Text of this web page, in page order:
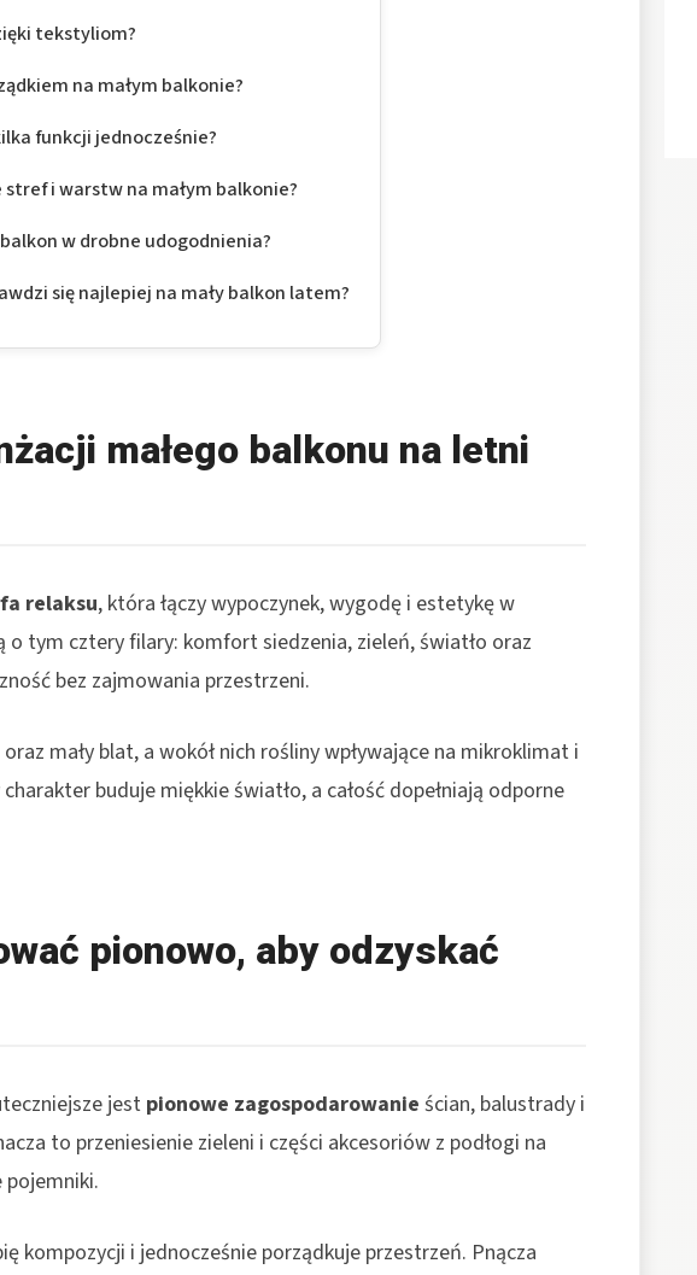
tekstyliom?
na małym balkonie?
funkcji jednocześnie?
i warstw na małym balkonie?
w drobne udogodnienia?
się najlepiej na mały balkon latem?
małego balkonu na letni
relaksu, która łączy wypoczynek, wygodę i estetykę w
o tym cztery filary: komfort siedzenia, zieleń, światło oraz
bez zajmowania przestrzeni.
mały blat, a wokół nich rośliny wpływające na mikroklimat i
buduje miękkie światło, a całość dopełniają odporne
pionowo, aby odzyskać
jest pionowe zagospodarowanie ścian, balustrady i
to przeniesienie zieleni i części akcesoriów z podłogi na
pojemniki.
kompozycji i jednocześnie porządkuje przestrzeń. Pnącza